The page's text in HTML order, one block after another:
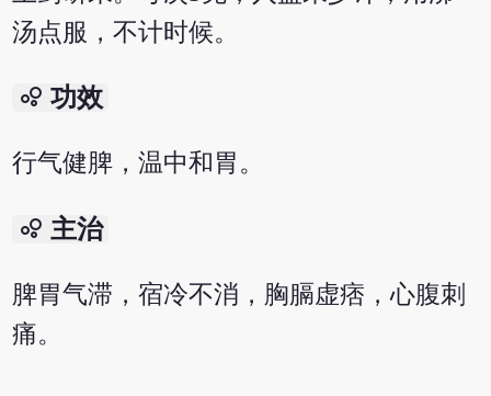
汤点服，不计时候。
bubble_chart 功效
行气健脾，温中和胃。
bubble_chart 主治
脾胃气滞，宿冷不消，胸膈虚痞，心腹刺
痛。